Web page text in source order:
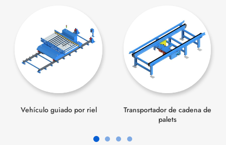
Vehículo guiado por riel
Transportador de cadena de
palets